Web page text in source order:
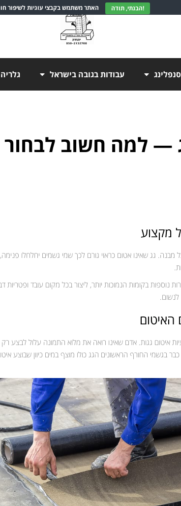
עבודות בגובה בישראל גלריה
— למה חשוב
מקצוע
מבנה. גג שאינו אטום כראוי גורם לכך שמי גשמים יחלחלו
נוספות בקומות הנמוכות יותר, ליצור בכל מקום עובד ופטריות
איטום גגות. אדם שאינו רואה את מלוא התמונה עלול לבצע
בגשמי החורף הראשונים הגג כולו מוצף במים כיוון שבוצע
האתר משתמש בקבצי עוגיות לשיפור הבנתי, תודה!